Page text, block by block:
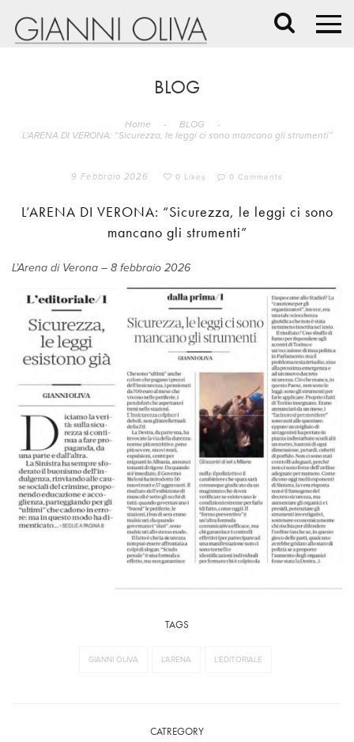
BLOG
Home - BLOG
-
L’ARENA DI VERONA: “Sicurezza, le leggi ci sono mancano gli strumenti”
9 Febbraio 2026 0 Likes 0 Comments
L’ARENA DI VERONA: “Sicurezza, le leggi ci sono
mancano gli strumenti”
L’Arena di Verona – 8 febbraio 2026
TAGS
GIANNI OLIVA L'ARENA L'EDITORIALE
CATREGORY